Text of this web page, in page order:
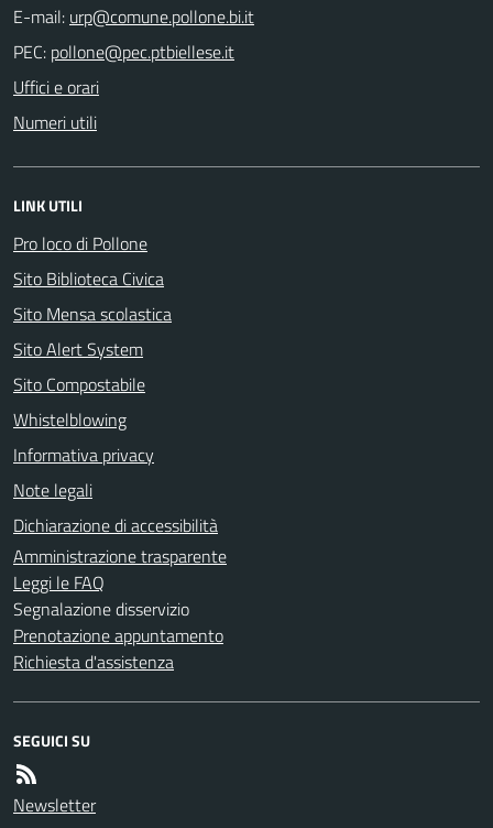
E-mail:
PEC:
Uffici e orari
Numeri utili
LINK UTILI
Pro loco di Pollone
Sito Biblioteca Civica
Sito Mensa scolastica
Sito Alert System
Sito Compostabile
Whistelblowing
Informativa privacy
Note legali
Dichiarazione di accessibilità
Amministrazione trasparente
Leggi le FAQ
Segnalazione disservizio
Prenotazione appuntamento
Richiesta d'assistenza
SEGUICI SU
Newsletter